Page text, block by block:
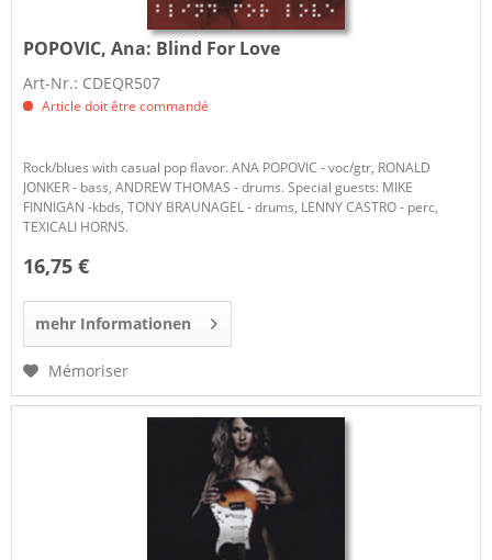
POPOVIC, Ana: Blind For Love
Art-Nr.: CDEQR507
Article doit être commandé
Rock/blues with casual pop flavor. ANA POPOVIC - voc/gtr, RONALD
JONKER - bass, ANDREW THOMAS - drums. Special guests: MIKE
FINNIGAN -kbds, TONY BRAUNAGEL - drums, LENNY CASTRO - perc,
TEXICALI HORNS.
16,75 €
mehr Informationen
Mémoriser